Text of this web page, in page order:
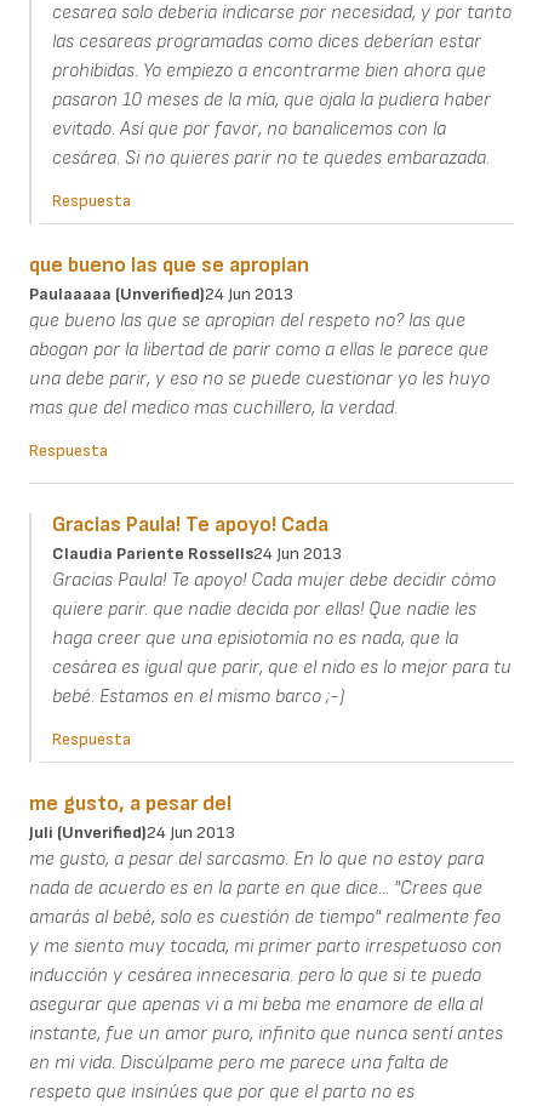
cesarea solo deberia indicarse por necesidad, y por tanto
las cesareas programadas como dices deberían estar
prohibidas. Yo empiezo a encontrarme bien ahora que
pasaron 10 meses de la mía, que ojala la pudiera haber
evitado. Así que por favor, no banalicemos con la
cesárea. Si no quieres parir no te quedes embarazada.
Respuesta
que bueno las que se apropian
Paulaaaaa (unverified)24 Jun 2013
que bueno las que se apropian del respeto no? las que
abogan por la libertad de parir como a ellas le parece que
una debe parir, y eso no se puede cuestionar yo les huyo
mas que del medico mas cuchillero, la verdad.
Respuesta
Gracias Paula! Te apoyo! Cada
Claudia Pariente Rossells24 Jun 2013
Gracias Paula! Te apoyo! Cada mujer debe decidir cómo
quiere parir. que nadie decida por ellas! Que nadie les
haga creer que una episiotomía no es nada, que la
cesárea es igual que parir, que el nido es lo mejor para tu
bebé. Estamos en el mismo barco ;-)
Respuesta
me gusto, a pesar del
Juli (unverified)24 Jun 2013
me gusto, a pesar del sarcasmo. En lo que no estoy para
nada de acuerdo es en la parte en que dice... "Crees que
amarás al bebé, solo es cuestión de tiempo" realmente feo
y me siento muy tocada, mi primer parto irrespetuoso con
inducción y cesárea innecesaria. pero lo que si te puedo
asegurar que apenas vi a mi beba me enamore de ella al
instante, fue un amor puro, infinito que nunca sentí antes
en mi vida. Discúlpame pero me parece una falta de
respeto que insinúes que por que el parto no es